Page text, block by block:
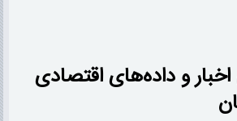
اخبار و داده‌های اقتصادی